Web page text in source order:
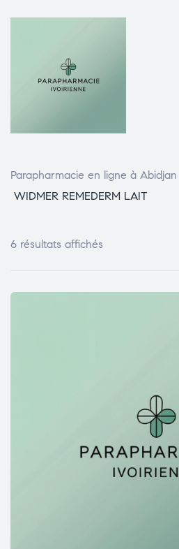
Parapharmacie en ligne à Abidjan
WIDMER REMEDERM LAIT
6 résultats affichés